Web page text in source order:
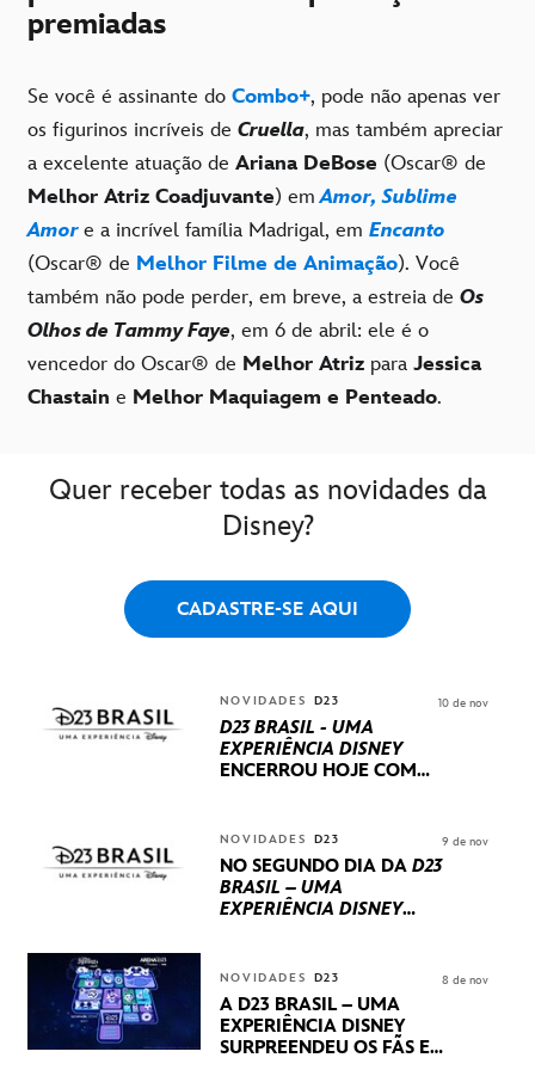
premiadas
Se você é assinante do Combo+, pode não apenas ver
os figurinos incríveis de Cruella, mas também apreciar
a excelente atuação de Ariana DeBose (Oscar® de
Melhor Atriz Coadjuvante) em Amor, Sublime
Amor e a incrível família Madrigal, em Encanto
(Oscar® de Melhor Filme de Animação). Você
também não pode perder, em breve, a estreia de Os
Olhos de Tammy Faye, em 6 de abril: ele é o
vencedor do Oscar® de Melhor Atriz para Jessica
Chastain e Melhor Maquiagem e Penteado.
Quer receber todas as novidades da
Disney?
CADASTRE-SE AQUI
NOVIDADES D23
D23 BRASIL - UMA
EXPERIÊNCIA DISNEY
ENCERROU HOJE COM
INTERNACIONAIS E
PRODUÇÕES BRASILEIRAS
10 de nov
NOVIDADES D23
NO SEGUNDO DIA DA D23
BRASIL – UMA
EXPERIÊNCIA DISNEY
STUDIOS REVELARAM
PRÉVIAS E NOVIDADES
DOS SEUS PRÓXIMOS
LANÇAMENTOS
9 de nov
NOVIDADES D23
A D23 BRASIL – UMA
EXPERIÊNCIA DISNEY
SURPREENDEU OS FÃS EM
8 de nov